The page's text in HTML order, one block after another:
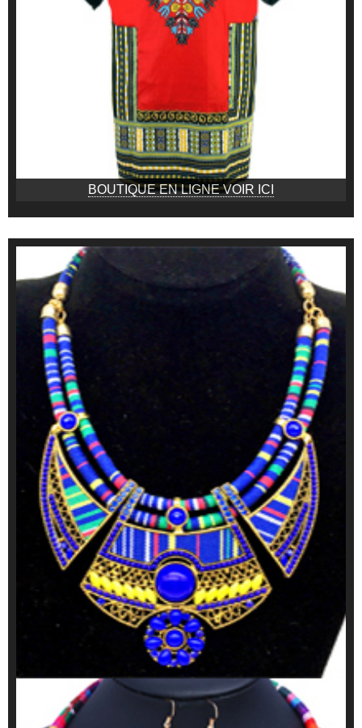
BOUTIQUE EN LIGNE VOIR ICI